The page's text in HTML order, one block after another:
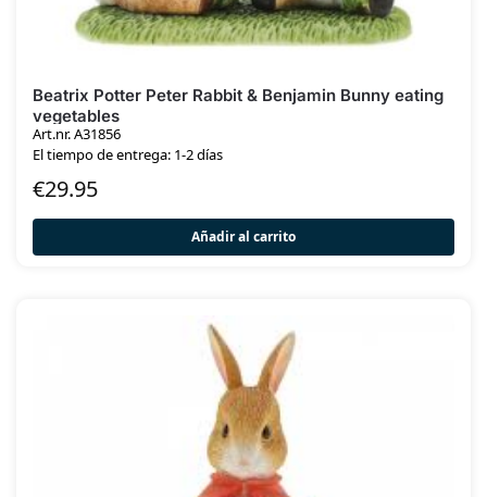
Beatrix Potter Peter Rabbit & Benjamin Bunny eating
vegetables
Art.nr. A31856
El tiempo de entrega: 1-2 días
€29.95
Añadir al carrito